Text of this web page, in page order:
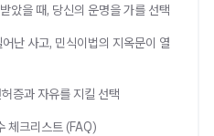
았을 때, 당신의 운명을 가를 선택
난 사고, 민식이법의 지옥문이 열
증과 자유를 지킬 선택
체크리스트 (FAQ)